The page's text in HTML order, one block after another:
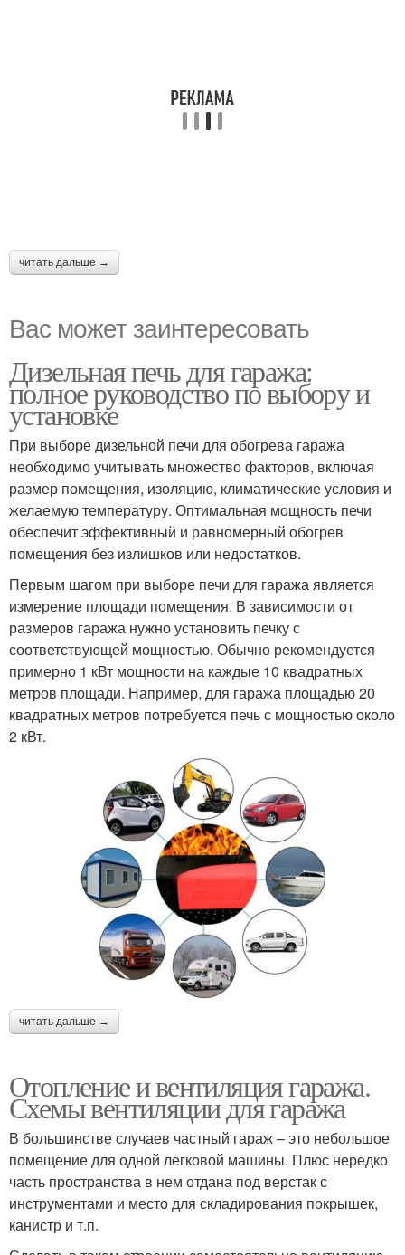
читать дальше →
Вас может заинтересовать
Дизельная печь для гаража:
полное руководство по выбору и
установке
При выборе дизельной печи для обогрева гаража
необходимо учитывать множество факторов, включая
размер помещения, изоляцию, климатические условия и
желаемую температуру. Оптимальная мощность печи
обеспечит эффективный и равномерный обогрев
помещения без излишков или недостатков.
Первым шагом при выборе печи для гаража является
измерение площади помещения. В зависимости от
размеров гаража нужно установить печку с
соответствующей мощностью. Обычно рекомендуется
примерно 1 кВт мощности на каждые 10 квадратных
метров площади. Например, для гаража площадью 20
квадратных метров потребуется печь с мощностью около
2 кВт.
читать дальше →
Отопление и вентиляция гаража.
Схемы вентиляции для гаража
В большинстве случаев частный гараж – это небольшое
помещение для одной легковой машины. Плюс нередко
часть пространства в нем отдана под верстак с
инструментами и место для складирования покрышек,
канистр и т.п.